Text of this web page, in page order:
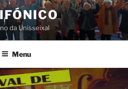
da Unisseixal
Menu